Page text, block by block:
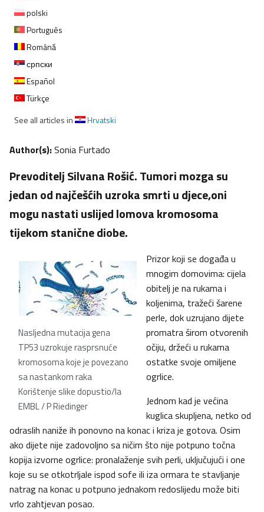
polski
Português
Română
српски
Español
Türkçe
See all articles in
Hrvatski
Author(s):Sonia Furtado
Prevoditelj Silvana Rošić. Tumori mozga su
jedan od najčešćih uzroka smrti u djece,oni
mogu nastati uslijed lomova kromosoma
tijekom stanične diobe.
Nasljedna mutacija gena
TP53 uzrokuje rasprsnuće
kromosoma koje je povezano
sa nastankom raka
Korištenje slike dopustio/la
EMBL / P Riedinger
Prizor koji se događa u
mnogim domovima: cijela
obitelj je na rukama i
koljenima, tražeći šarene
perle, dok uzrujano dijete
promatra širom otvorenih
očiju, držeći u rukama
ostatke svoje omiljene
ogrlice.
Jednom kad je većina
kuglica skupljena, netko od
odraslih naniže ih ponovno na konac i kriza je gotova. Osim
ako dijete nije zadovoljno sa ničim što nije potpuno točna
kopija izvorne ogrlice: pronalaženje svih perli, uključujući i one
koje su se otkotrljale ispod sofe ili iza ormara te stavljanje
natrag na konac u potpuno jednakom redoslijedu može biti
vrlo zahtjevan posao.